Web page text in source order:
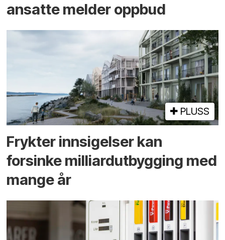
ansatte melder oppbud
PLUSS
Frykter innsigelser kan
forsinke milliard­utbygging med
mange år